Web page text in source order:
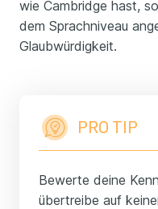
wie Cambridge hast,
dem Sprachniveau
Glaubwürdigkeit.
PRO TIP
Bewerte deine
übertreibe auf